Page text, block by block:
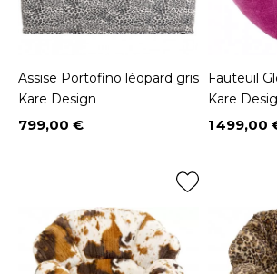
Assise Portofino léopard gris
Kare Design
Prix
799,00 €
Fauteuil
Kare
Prix
1 499,00